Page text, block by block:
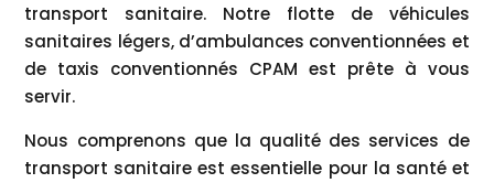
transport sanitaire. Notre flotte de véhicules
sanitaires légers, d’ambulances conventionnées et
de taxis conventionnés CPAM est prête à vous
servir.
Nous comprenons que la qualité des services de
transport sanitaire est essentielle pour la santé et